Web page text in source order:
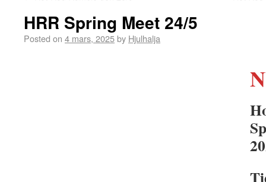
HRR Spring Meet 24/5
Posted on 4 mars, 2025by Hjulhalja